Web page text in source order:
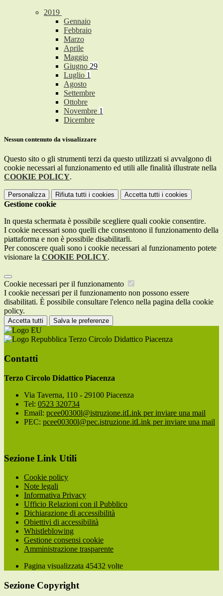
2019
Gennaio
Febbraio
Marzo
Aprile
Maggio
Giugno 29
Luglio 1
Agosto
Settembre
Ottobre
Novembre 1
Dicembre
Nessun contenuto da visualizzare
Questo sito o gli strumenti terzi da questo utilizzati si avvalgono di
cookie necessari al funzionamento ed utili alle finalità illustrate nella
COOKIE POLICY.
Personalizza Rifiuta tutti i cookies Accetta tutti i cookies
Gestione cookie
In questa schermata è possibile scegliere quali cookie consentire.
I cookie necessari sono quelli che consentono il funzionamento della
piattaforma e non è possibile disabilitarli.
Per conoscere quali sono i cookie necessari al funzionamento potete
visionare la COOKIE POLICY.
Cookie necessari per il funzionamento
I cookie necessari per il funzionamento non possono essere
disabilitati. È possibile consultare l'elenco nella pagina della cookie
policy.
Accetta tutti Salva le preferenze
Terzo Circolo Didattico Piacenza
Contatti
Terzo Circolo Didattico Piacenza
Via Taverna, 110 - 29100 Piacenza
Tel: 0523 320734
Email: pcee00300l@istruzione.itLink per inviare una mail
PEC: pcee00300l@pec.istruzione.itLink per inviare una mail
Sezione Link Utili
Cookie policy
Note legali
Informativa Privacy
Ufficio Relazioni con il Pubblico
Dichiarazione di accessibilità
Obiettivi di accessibilità
Whistleblowing
Gestione consensi cookie
Amministrazione trasparente
Pagina visualizzata 45432 volte
Sezione Copyright